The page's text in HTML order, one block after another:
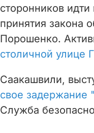
сторонников
принятия закона
Порошенко.
столичной улице
Саакашвили,
свое задержание
Служба